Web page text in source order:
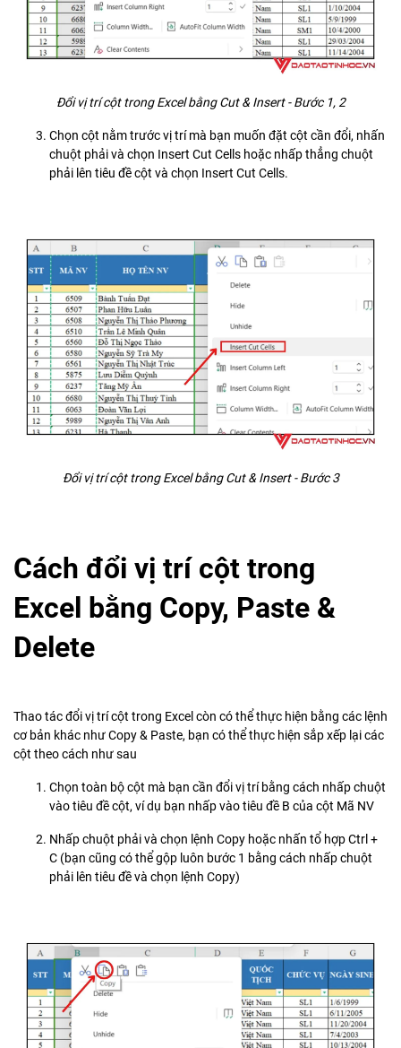
Đổi vị trí cột trong Excel bằng Cut & Insert - Bước 1, 2
Chọn cột nằm trước vị trí mà bạn muốn đặt cột cần đổi, nhấn
chuột phải và chọn Insert Cut Cells hoặc nhấp thẳng chuột
phải lên tiêu đề cột và chọn Insert Cut Cells.
Đổi vị trí cột trong Excel bằng Cut & Insert - Bước 3
Cách đổi vị trí cột trong
Excel bằng Copy, Paste &
Delete
Thao tác đổi vị trí cột trong Excel còn có thể thực hiện bằng các lệnh
cơ bản khác như Copy & Paste, bạn có thể thực hiện sắp xếp lại các
cột theo cách như sau
Chọn toàn bộ cột mà bạn cần đổi vị trí bằng cách nhấp chuột
vào tiêu đề cột, ví dụ bạn nhấp vào tiêu đề B của cột Mã NV
Nhấp chuột phải và chọn lệnh Copy hoặc nhấn tổ hợp Ctrl +
C (bạn cũng có thể gộp luôn bước 1 bằng cách nhấp chuột
phải lên tiêu đề và chọn lệnh Copy)